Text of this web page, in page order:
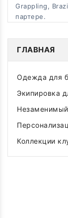
Grappling,
партере.
ГЛАВНАЯ
Одежда для
Экипировка
Незаменимый
Коллекции